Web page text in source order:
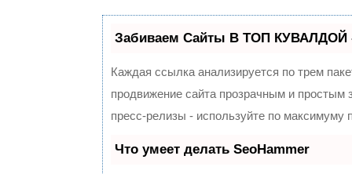
Забиваем Сайты В ТОП КУВАЛДОЙ -
Каждая ссылка анализируется по трем
продвижение сайта прозрачным и
пресс-релизы - используйте по
Что умеет делать SeoHammer